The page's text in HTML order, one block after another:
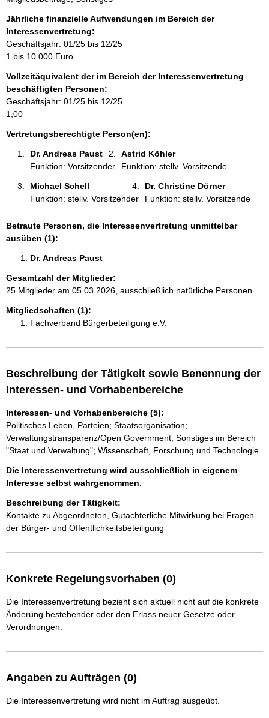
n
f
o
r
m
t
i
o
n
e
Jährliche finanzielle Aufwendungen im Bereich der
Interessenvertretung:
Geschäftsjahr: 01/25 bis 12/25
1 bis 10.000 Euro
Vollzeitäquivalent der im Bereich der Interessenvertretung
beschäftigten Personen:
Geschäftsjahr: 01/25 bis 12/25
1,00
Vertretungsberechtigte Person(en):
Dr. Andreas Paust
Funktion: Vorsitzender
Astrid Köhler
Funktion: stellv. Vorsitzende
Michael Schell
Funktion: stellv. Vorsitzender
Dr. Christine Dörner
Funktion: stellv. Vorsitzende
Betraute Personen, die Interessenvertretung unmittelbar
ausüben (1):
Dr. Andreas Paust
Gesamtzahl der Mitglieder:
25 Mitglieder am 05.03.2026, ausschließlich natürliche Personen
Mitgliedschaften (1):
Fachverband Bürgerbeteiligung e.V.
Beschreibung der Tätigkeit sowie Benennung der
Interessen- und Vorhabenbereiche
Interessen- und Vorhabenbereiche (5):
Politisches Leben, Parteien; Staatsorganisation;
Verwaltungstransparenz/Open Government; Sonstiges im Bereich
"Staat und Verwaltung"; Wissenschaft, Forschung und Technologie
Die Interessenvertretung wird ausschließlich in eigenem
Interesse selbst wahrgenommen.
Beschreibung der Tätigkeit:
Kontakte zu Abgeordneten, Gutachterliche Mitwirkung bei Fragen
der Bürger- und Öffentlichkeitsbeteiligung
Konkrete Regelungsvorhaben (0)
Die Interessenvertretung bezieht sich aktuell nicht auf die konkrete
Änderung bestehender oder den Erlass neuer Gesetze oder
Verordnungen.
Angaben zu Aufträgen (0)
Die Interessenvertretung wird nicht im Auftrag ausgeübt.